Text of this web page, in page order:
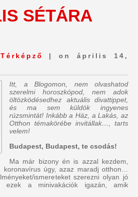
SÉTÁRA
| on április 14,
Itt, a Blogomon, nem olvashatod
szerelmi horoszkópod, nem adok
öltözködésedhez aktuális divattippet,
és ma sem küldök ingyenes
rúzsmintát! Inkább a Ház, a Lakás, az
Otthon témakörébe invitállak…, tarts
velem!
Budapest, Budapest, te csodás!
Ma már bizony én is azzal kezdem,
úgy, azaz maradj otthon…
ismereteket szerezni olyan jó
a minivakációk igazán, amik